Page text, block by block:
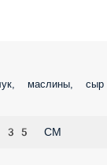
сыр
35 СМ